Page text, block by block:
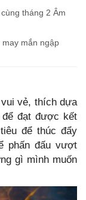
tháng 2 Âm
mắn ngập
vẻ, thích dựa
đạt được kết
để thúc đẩy
phấn đấu vượt
gì mình muốn